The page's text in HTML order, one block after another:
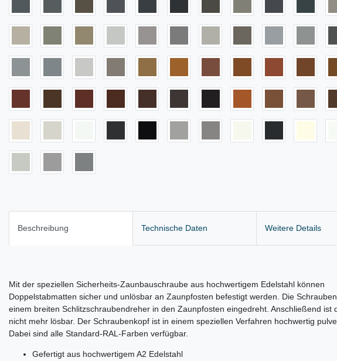
Beschreibung Technische Daten Weitere Details
Mit der speziellen Sicherheits-Zaunbauschraube aus hochwertigem Edelstahl können
Doppelstabmatten sicher und unlösbar an Zaunpfosten befestigt werden. Die
einem breiten Schlitzschraubendreher in den Zaunpfosten eingedreht. Anschließend ist
nicht mehr lösbar. Der Schraubenkopf ist in einem speziellen Verfahren hochwertig
Dabei sind alle Standard-RAL-Farben verfügbar.
Gefertigt aus hochwertigem A2 Edelstahl